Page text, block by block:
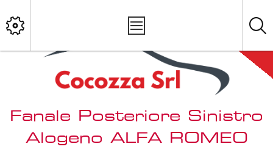
Fanale Posteriore Sinistro
Alogeno ALFA ROMEO